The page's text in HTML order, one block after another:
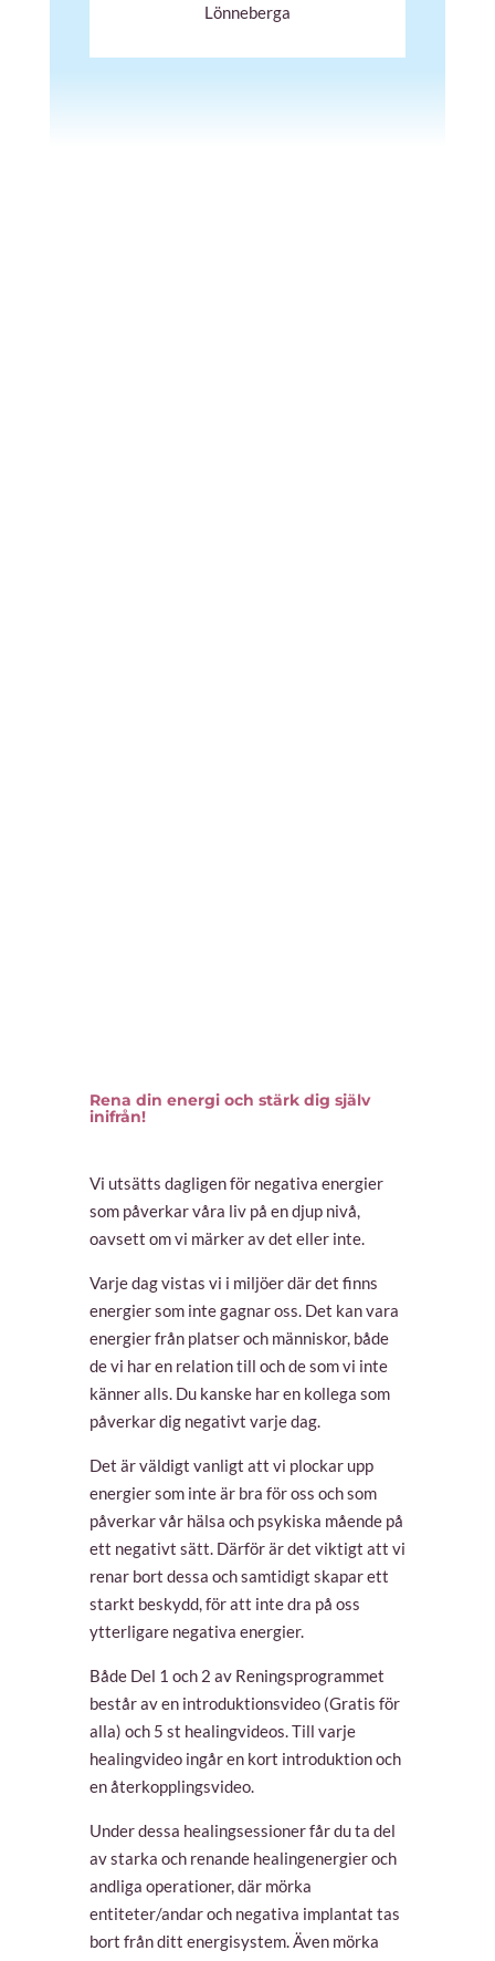
Lönneberga
Rena din energi och stärk dig själv
inifrån!
Vi utsätts dagligen för negativa energier
som påverkar våra liv på en djup nivå,
oavsett om vi märker av det eller inte.
Varje dag vistas vi i miljöer där det finns
energier som inte gagnar oss. Det kan vara
energier från platser och människor, både
de vi har en relation till och de som vi inte
känner alls. Du kanske har en kollega som
påverkar dig negativt varje dag.
Det är väldigt vanligt att vi plockar upp
energier som inte är bra för oss och som
påverkar vår hälsa och psykiska mående på
ett negativt sätt. Därför är det viktigt att vi
renar bort dessa och samtidigt skapar ett
starkt beskydd, för att inte dra på oss
ytterligare negativa energier.
Både Del 1 och 2 av Reningsprogrammet
består av en introduktionsvideo (Gratis för
alla) och 5 st healingvideos. Till varje
healingvideo ingår en kort introduktion och
en återkopplingsvideo.
Under dessa healingsessioner får du ta del
av starka och renande healingenergier och
andliga operationer, där mörka
entiteter/andar och negativa implantat tas
bort från ditt energisystem. Även mörka